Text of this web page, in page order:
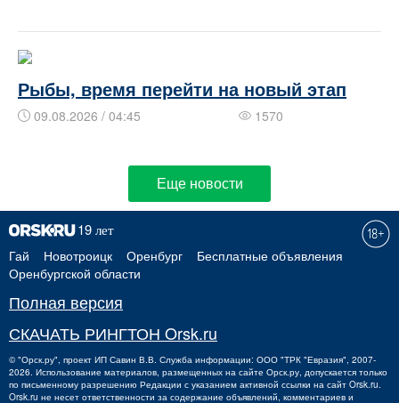
Рыбы, время перейти на новый этап
09.08.2026 / 04:45 1570
Еще новости
Гай Новотроицк Оренбург
Бесплатные объявления
Оренбургской области
Полная версия
СКАЧАТЬ РИНГТОН Orsk.ru
©"Орск.ру" , проект ИП Савин В.В. Служба информации: ООО "ТРК "Евразия", 2007-
2026. Использование материалов, размещенных на сайте Орск.ру, допускается только
по письменному разрешению Редакции с указанием активной ссылки на сайт Orsk.ru.
Orsk.ru не несет ответственности за содержание объявлений, комментариев и